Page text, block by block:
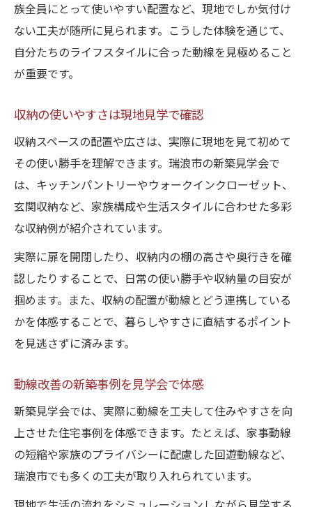
族全員にとって使いやすい配置など、現地でしか気付け
ない工夫が随所に見られます。こうした体験を通じて、
自分たちのライフスタイルに合った動線を見極めること
が重要です。
収納の使いやすさは現地見学で確認
収納スペースの配置や広さは、実際に現地を見て初めて
その使い勝手を理解できます。瑞浪市の新築見学会で
は、キッチンパントリーやウォークインクローゼット、
玄関収納など、家族構成や生活スタイルに合わせた多彩
な収納例が紹介されています。
実際に扉を開閉したり、収納内の棚の高さや奥行きを確
認したりすることで、日常の使い勝手や収納量の目安が
掴めます。また、収納の配置が動線とどう連携している
かを体感することで、暮らしやすさに直結するポイント
を見逃さずに済みます。
動線改善の新築事例を見学会で体感
新築見学会では、実際に動線を工夫して住みやすさを向
上させた住宅事例を体感できます。たとえば、家事動線
の短縮や家族のプライバシーに配慮した回遊動線など、
瑞浪市でも多くの工夫が取り入れられています。